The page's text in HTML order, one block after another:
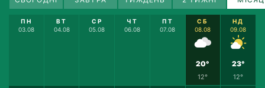
ПН
03.08
ВТ
04.08
СР
05.08
ЧТ
06.08
ПТ
07.08
СБ
08.08
20°
12°
НД
09.08
23°
12°